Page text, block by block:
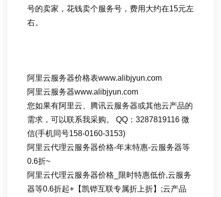
号的卖家，花钱卖个服务号，费用大约在15元左
右。
阿里云服务器价格表www.alibjyun.com
阿里云服务器www.alibjyun.com
您如果有阿里云、腾讯云服务器或其他云产品的
需求，可以联系我采购。 QQ：3287819116 微
信(手机同号158-0160-3153)
阿里云代理云服务器价格-年末特惠-云服务器等
0.6折~
阿里云代理云服务器价格_限时特惠低价,云服务
器等0.6折起+【凯铧互联专属折上折】;云产品